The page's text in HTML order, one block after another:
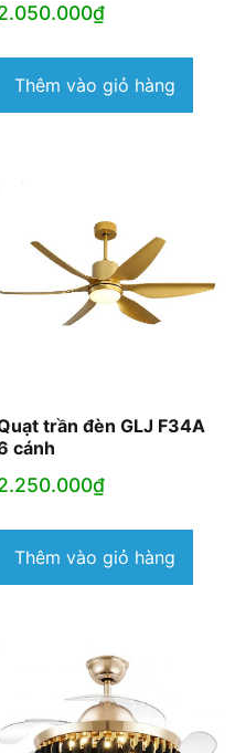
₫
Thêm vào giỏ hàng
trần đèn GLJ F34A
cánh
₫
Thêm vào giỏ hàng